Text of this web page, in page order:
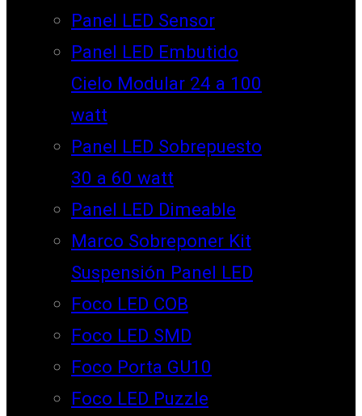
Panel LED Sensor
Panel LED Embutido
Cielo Modular 24 a 100
watt
Panel LED Sobrepuesto
30 a 60 watt
Panel LED Dimeable
Marco Sobreponer Kit
Suspensión Panel LED
Foco LED COB
Foco LED SMD
Foco Porta GU10
Foco LED Puzzle